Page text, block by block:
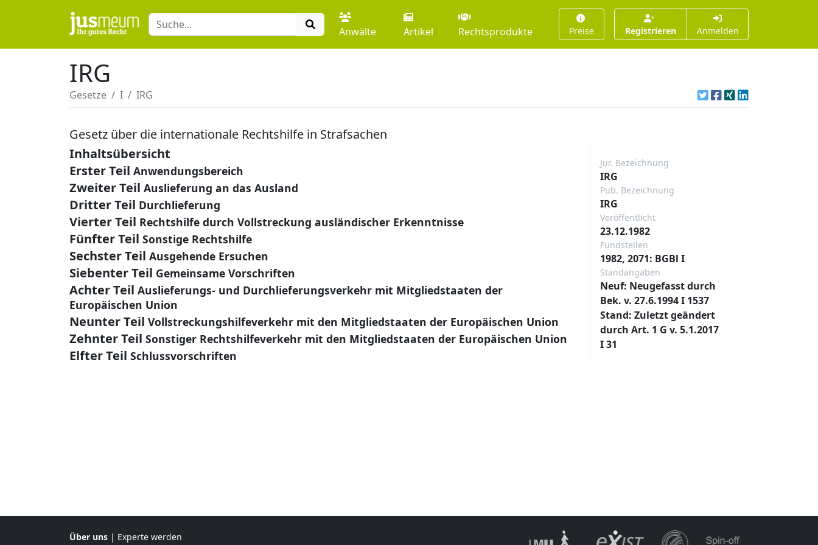
Anwälte Artikel Rechtsprodukte Preise Registrieren Anmelden
IRG
Gesetze I IRG
Gesetz über die internationale Rechtshilfe in Strafsachen
Inhaltsübersicht
Erster Teil Anwendungsbereich
Zweiter Teil Auslieferung an das Ausland
Dritter Teil Durchlieferung
Vierter Teil Rechtshilfe durch Vollstreckung ausländischer Erkenntnisse
Fünfter Teil Sonstige Rechtshilfe
Sechster Teil Ausgehende Ersuchen
Siebenter Teil Gemeinsame Vorschriften
Achter Teil Auslieferungs- und Durchlieferungsverkehr mit Mitgliedstaaten der
Europäischen Union
Neunter Teil Vollstreckungshilfeverkehr mit den Mitgliedstaaten der Europäischen Union
Zehnter Teil Sonstiger Rechtshilfeverkehr mit den Mitgliedstaaten der Europäischen Union
Elfter Teil Schlussvorschriften
Jur. Bezeichnung
IRG
Pub. Bezeichnung
IRG
Veröffentlicht
23.12.1982
Fundstellen
1982, 2071: BGBl I
Standangaben
Neuf: Neugefasst durch
Bek. v. 27.6.1994 I 1537
Stand: Zuletzt geändert
durch Art. 1 G v. 5.1.2017
I 31
Über uns | Experte werden